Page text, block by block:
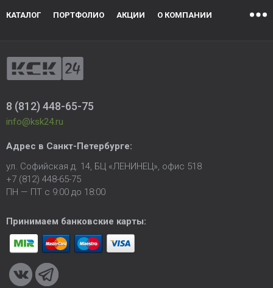
КАТАЛОГ ПОРТФОЛИО АКЦИИ О КОМПАНИИ
8 (812) 448-65-75
info@ksk24.ru
Адрес в Санкт-Петербурге:
ул. Софийская д. 14, БЦ «ЛЕНИНЕЦ», офис 518
+7 (812) 448-65-75
ПН — ПТ с 9:00 до 18:00
Принимаем банковские карты: